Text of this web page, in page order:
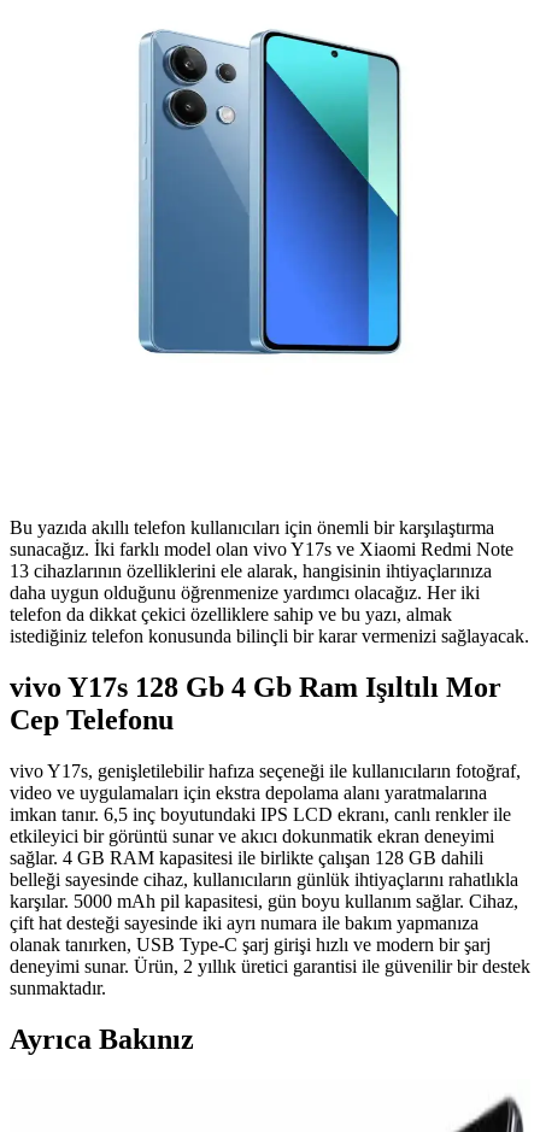
Bu yazıda akıllı telefon kullanıcıları için önemli bir karşılaştırma
sunacağız. İki farklı model olan vivo Y17s ve Xiaomi Redmi Note
13 cihazlarının özelliklerini ele alarak, hangisinin ihtiyaçlarınıza
daha uygun olduğunu öğrenmenize yardımcı olacağız. Her iki
telefon da dikkat çekici özelliklere sahip ve bu yazı, almak
istediğiniz telefon konusunda bilinçli bir karar vermenizi sağlayacak.
vivo Y17s 128 Gb 4 Gb Ram Işıltılı Mor
Cep Telefonu
vivo Y17s, genişletilebilir hafıza seçeneği ile kullanıcıların fotoğraf,
video ve uygulamaları için ekstra depolama alanı yaratmalarına
imkan tanır. 6,5 inç boyutundaki IPS LCD ekranı, canlı renkler ile
etkileyici bir görüntü sunar ve akıcı dokunmatik ekran deneyimi
sağlar. 4 GB RAM kapasitesi ile birlikte çalışan 128 GB dahili
belleği sayesinde cihaz, kullanıcıların günlük ihtiyaçlarını rahatlıkla
karşılar. 5000 mAh pil kapasitesi, gün boyu kullanım sağlar. Cihaz,
çift hat desteği sayesinde iki ayrı numara ile bakım yapmanıza
olanak tanırken, USB Type-C şarj girişi hızlı ve modern bir şarj
deneyimi sunar. Ürün, 2 yıllık üretici garantisi ile güvenilir bir destek
sunmaktadır.
Ayrıca Bakınız
Samsung Electronics'in Artan Maliyetler ve Ürün